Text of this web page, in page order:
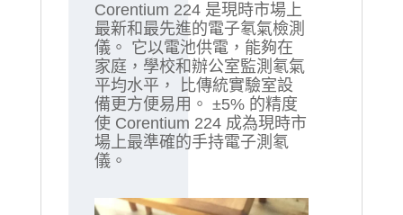
Corentium 224 是現時市場上
最新和最先進的電子氡氣檢測
儀。 它以電池供電，能夠在
家庭，學校和辦公室監測氡氣
平均水平， 比傳統實驗室設
備更方便易用。 ±5% 的精度
使 Corentium 224 成為現時市
場上最準確的手持電子測氡
儀。